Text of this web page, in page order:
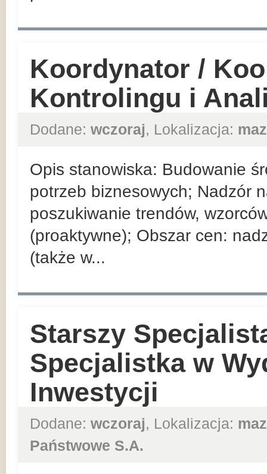
Koordynator /
Kontrolingu i
Dodane: wczoraj, Lokalizacja:
Opis stanowiska: Budowanie
potrzeb biznesowych; Nadzór
poszukiwanie trendów,
(proaktywne); Obszar cen:
(także w...
Starszy
Specjalistka w
Inwestycji
Dodane: wczoraj, Lokalizacja:
Państwowe S.A.